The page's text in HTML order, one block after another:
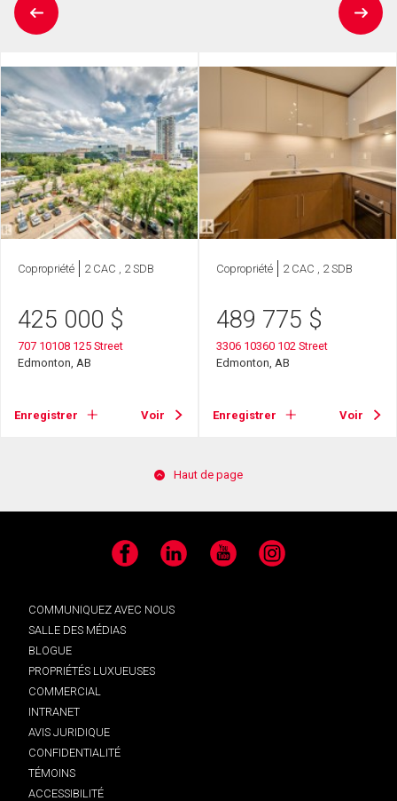
Copropriété 2 CAC , 2 SDB
425 000 $
707 10108 125 Street
Edmonton, AB
Enregistrer Voir
Copropriété 2 CAC , 2 SDB
489 775 $
3306 10360 102 Street
Edmonton, AB
Enregistrer Voir
Haut de page
Facebook LinkedIn YouTube Instagram
COMMUNIQUEZ AVEC NOUS
SALLE DES MÉDIAS
BLOGUE
PROPRIÉTÉS LUXUEUSES
COMMERCIAL
INTRANET
AVIS JURIDIQUE
CONFIDENTIALITÉ
TÉMOINS
ACCESSIBILITÉ